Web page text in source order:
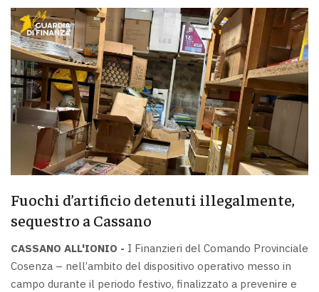
Fuochi d’artificio detenuti illegalmente,
sequestro a Cassano
CASSANO ALL'IONIO - I Finanzieri del Comando Provinciale
Cosenza – nell’ambito del dispositivo operativo messo in
campo durante il periodo festivo, finalizzato a prevenire e